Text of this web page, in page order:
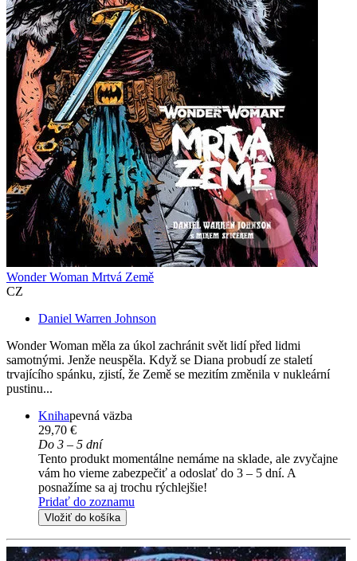
Wonder Woman Mrtvá Země
CZ
Daniel Warren Johnson
Wonder Woman měla za úkol zachránit svět lidí před lidmi
samotnými. Jenže neuspěla. Když se Diana probudí ze staletí
trvajícího spánku, zjistí, že Země se mezitím změnila v nukleární
pustinu...
Knihapevná väzba
29,70 €
Do 3 – 5 dní
Tento produkt momentálne nemáme na sklade, ale zvyčajne
vám ho vieme zabezpečiť a odoslať do 3 – 5 dní. A
posnažíme sa aj trochu rýchlejšie!
Pridať do zoznamu
Vložiť do košíka